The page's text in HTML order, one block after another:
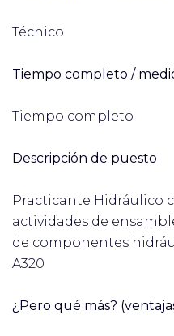
Técnico
Tiempo completo /
Tiempo completo
Descripción de puesto
Practicante Hidráulico
actividades de
de componentes
A320
¿Pero qué más?